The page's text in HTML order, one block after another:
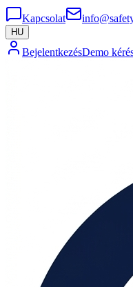
Kapcsolat
HU
BejelentkezésDemo